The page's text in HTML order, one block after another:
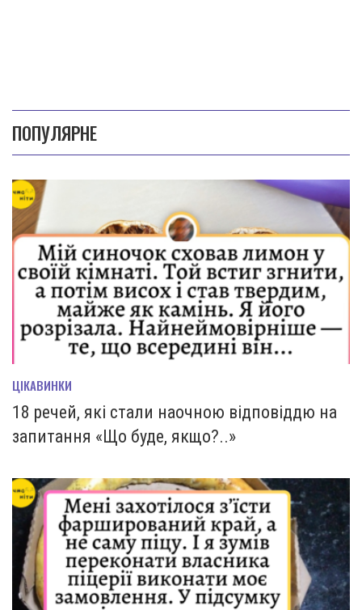
ПОПУЛЯРНЕ
ЦІКАВИНКИ
18 речей, які стали наочною відповіддю на
запитання «Що буде, якщо?..»